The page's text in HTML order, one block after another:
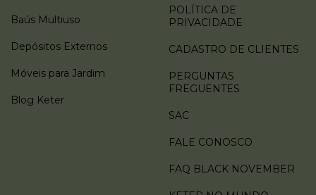
Baús Multiuso
Depósitos Externos
Móveis para Jardim
Blog Keter
POLÍTICA DE
PRIVACIDADE
CADASTRO DE CLIENTES
PERGUNTAS
FREGUENTES
SAC
FALE CONOSCO
FAQ BLACK NOVEMBER